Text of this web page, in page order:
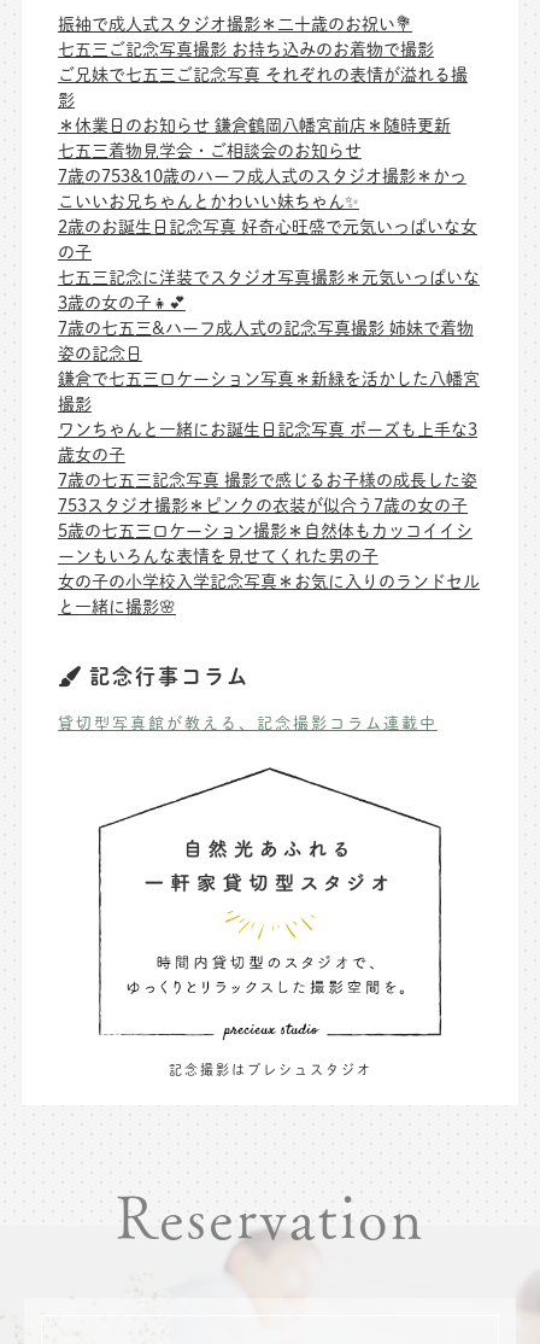
振袖で成人式スタジオ撮影＊二十歳のお祝い💐
七五三ご記念写真撮影 お持ち込みのお着物で撮影
ご兄妹で七五三ご記念写真 それぞれの表情が溢れる撮
影
＊休業日のお知らせ 鎌倉鶴岡八幡宮前店＊随時更新
七五三着物見学会・ご相談会のお知らせ
7歳の753&10歳のハーフ成人式のスタジオ撮影＊かっ
こいいお兄ちゃんとかわいい妹ちゃん✨
2歳のお誕生日記念写真 好奇心旺盛で元気いっぱいな女
の子
七五三記念に洋装でスタジオ写真撮影＊元気いっぱいな
3歳の女の子👧💕
7歳の七五三&ハーフ成人式の記念写真撮影 姉妹で着物
姿の記念日
鎌倉で七五三ロケーション写真＊新緑を活かした八幡宮
撮影
ワンちゃんと一緒にお誕生日記念写真 ポーズも上手な3
歳女の子
7歳の七五三記念写真 撮影で感じるお子様の成長した姿
753スタジオ撮影＊ピンクの衣装が似合う7歳の女の子
5歳の七五三ロケーション撮影＊自然体もカッコイイシ
ーンもいろんな表情を見せてくれた男の子
女の子の小学校入学記念写真＊お気に入りのランドセル
と一緒に撮影🌸
記念行事コラム
貸切型写真館が教える、記念撮影コラム連載中
記念撮影はプレシュスタジオ
Reservation